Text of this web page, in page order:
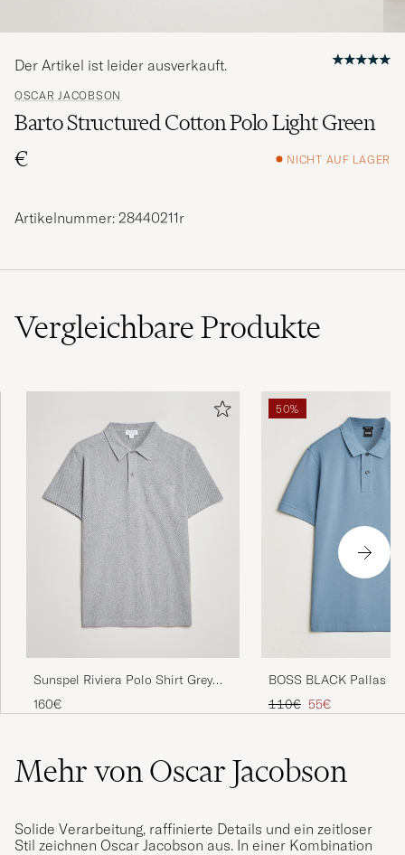
OSCAR JACOBSON
Barto Structured Cotton Polo Light Green
€
NICHT AUF LAGER
Der Artikel ist leider ausverkauft.
Artikelnummer: 28440211r
VergleichbareProdukte
Sunspel Riviera Polo Shirt Grey
Melange
160€
50%
BOSS BLACK Pallas
Blue
Regulärer Preis
110€ Reduzierter Preis
55€
Mehr von Oscar Jacobson
Solide Verarbeitung, raffinierte Details und ein zeitloser
Stil zeichnen Oscar Jacobson aus. In einer Kombination